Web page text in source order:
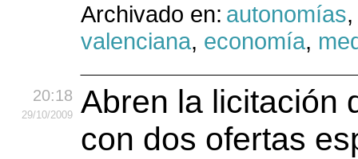
Archivado en: autonomías
valenciana, economía,
20:18
29/10/2009
Abren la licitación
con dos ofertas